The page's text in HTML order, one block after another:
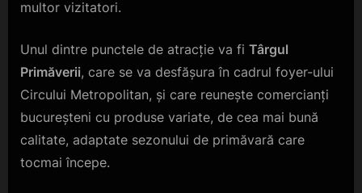
multor vizitatori.
Unul dintre punctele de atracție va fi Târgul
Primăverii, care se va desfășura în cadrul foyer-ului
Circului Metropolitan, și care reunește comercianți
bucureșteni cu produse variate, de cea mai bună
calitate, adaptate sezonului de primăvară care
tocmai începe.